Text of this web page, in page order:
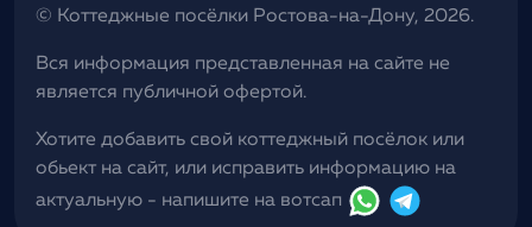
© Коттеджные посёлки Ростова-на-Дону, 2026.
Вся информация представленная на сайте не
является публичной офертой.
Хотите добавить свой коттеджный посёлок или
обьект на сайт, или исправить информацию на
актуальную - напишите на вотсап